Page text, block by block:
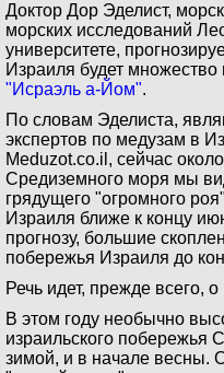
Доктор Дор Эделист,
морских исследований
университете,
Израиля будет
"Исраэль а-Йом".
По словам Эделиста,
экспертов по медузам в
Meduzot.co.il, сейчас
Средиземного моря мы
грядущего "огромного
Израиля ближе к концу
прогнозу, большие
побережья Израиля до
Речь идет, прежде всего,
В этом году необычно
израильского побережья
зимой, и в начале весны.